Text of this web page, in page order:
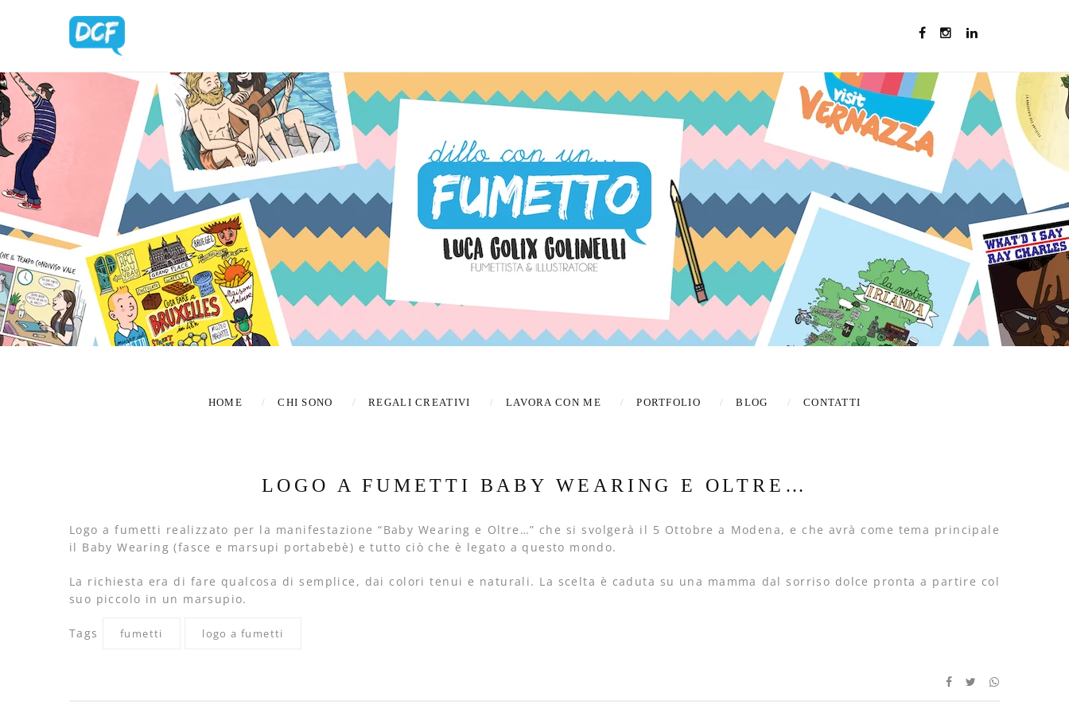
HOME CHI SONO REGALI CREATIVI LAVORA CON ME PORTFOLIO BLOG CONTATTI
LOGO A FUMETTI BABY WEARING E OLTRE…
Logo a fumetti realizzato per la manifestazione “Baby Wearing e Oltre…” che si svolgerà il 5 Ottobre a Modena, e che avrà come tema principale
il Baby Wearing (fasce e marsupi portabebè) e tutto ciò che è legato a questo mondo.
La richiesta era di fare qualcosa di semplice, dai colori tenui e naturali. La scelta è caduta su una mamma dal sorriso dolce pronta a partire col
suo piccolo in un marsupio.
Tags fumetti logo a fumetti